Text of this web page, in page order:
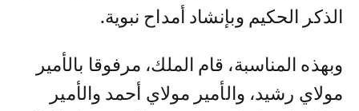
الذكر الحكيم وبإنشاد أمداح نبوية.
وبهذه المناسبة، قام الملك، مرفوقا بالأمير
مولاي رشيد، والأمير مولاي أحمد والأمير